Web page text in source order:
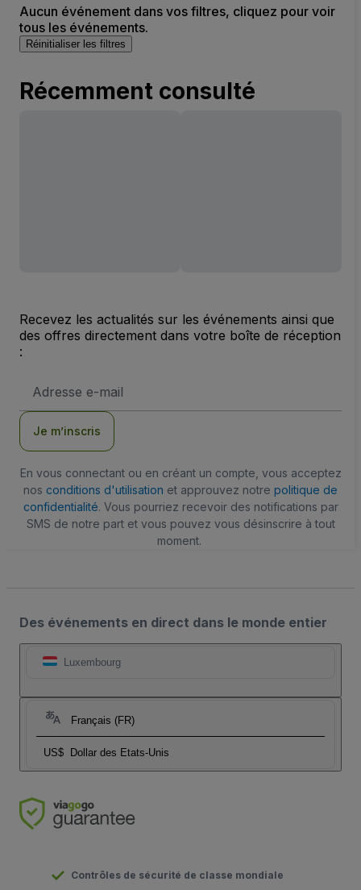
Aucun événement dans vos filtres, cliquez pour voir
tous les événements.
Réinitialiser les filtres
Récemment consulté
Recevez les actualités sur les événements ainsi que
des offres directement dans votre boîte de réception
:
e-
Je m’inscris
En vous connectant ou en créant un compte, vous acceptez
nos conditions d'utilisation et approuvez notre politique de
confidentialité. Vous pourriez recevoir des notifications par
SMS de notre part et vous pouvez vous désinscrire à tout
moment.
Des événements en direct dans le monde entier
Luxembourg
Français (FR)
US$ Dollar des Etats-Unis
Contrôles de sécurité de classe mondiale